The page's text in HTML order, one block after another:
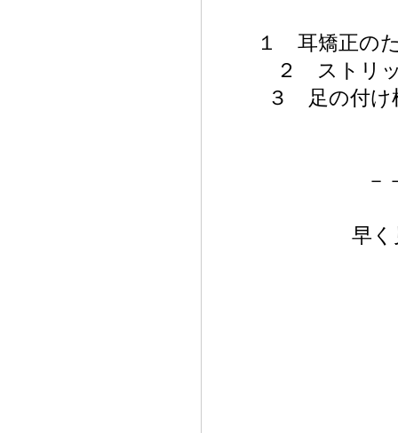
１ 耳矯正のた
２ ストリッ
３ 足の付け
－
早